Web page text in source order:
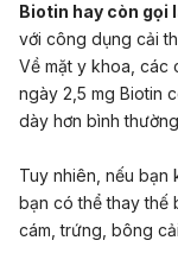
Biotin hay còn gọi
với công dụng cải
Về mặt y khoa, các
ngày 2,5 mg Biotin
dày hơn bình
Tuy nhiên, nếu bạn
bạn có thể thay thế
cám, trứng, bông